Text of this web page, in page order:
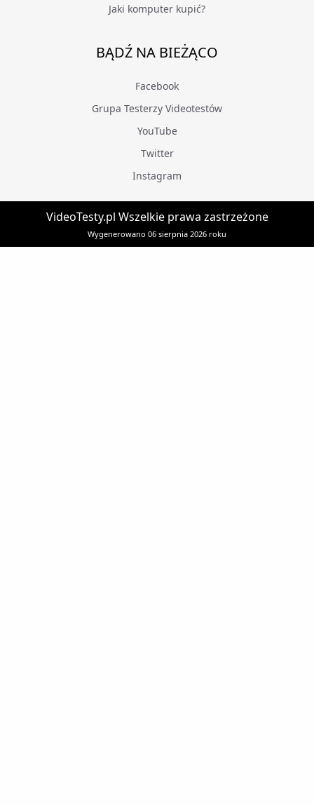
Jaki komputer kupić?
BĄDŹ NA BIEŻĄCO
Facebook
Grupa Testerzy Videotestów
YouTube
Twitter
Instagram
VideoTesty.pl Wszelkie prawa zastrzeżone
Wygenerowano 06 sierpnia 2026 roku